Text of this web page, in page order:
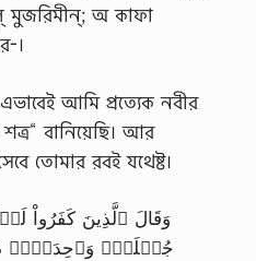
মুজরিমীন্; অ কাফা
।
আমি প্রত্যেক নবীর
বানিয়েছি। আর
তোমার রবই যথেষ্ট।
وَقَالَ ٱلَّذِينَ كَفَرُواْ
جُمۡلَةً۬ وَٲحِدَةً۬‌ۚ